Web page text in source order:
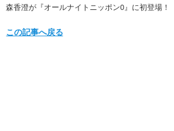
森香澄が『オールナイトニッポン0』に初登場！
この記事へ戻る